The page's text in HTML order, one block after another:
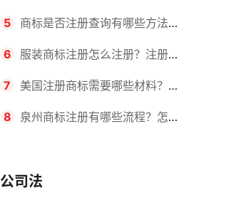
要求？商标转让所需时间是多久？
5 商标是否注册查询有哪些方法？
有哪些步骤？
6 服装商标注册怎么注册？注册商
标流程有哪些？
7 美国注册商标需要哪些材料？美
国商标办理流程有哪些？
8 泉州商标注册有哪些流程？怎么
公司法